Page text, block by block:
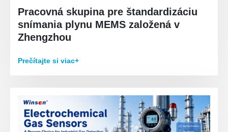
Pracovná skupina pre štandardizáciu
snímania plynu MEMS založená v
Zhengzhou
Prečítajte si viac+